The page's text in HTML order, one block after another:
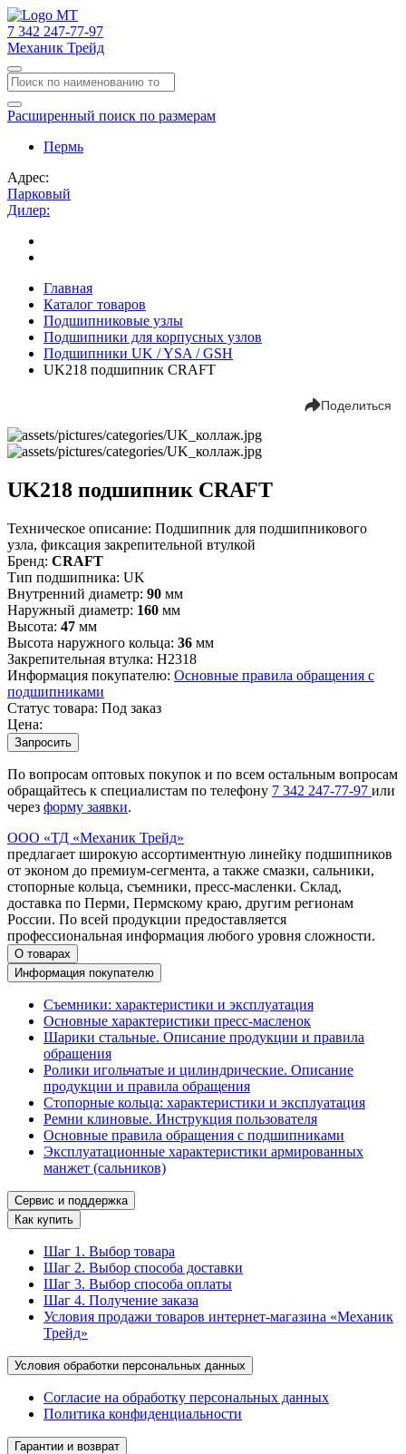
7 342 247-77-97
Механик Трейд
Расширенный поиск по размерам
Пермь
Адрес:
Парковый
Дилер:
Главная
Каталог товаров
Подшипниковые узлы
Подшипники для корпусных узлов
Подшипники UK / YSA / GSH
UK218 подшипник CRAFT
Поделиться
UK218 подшипник CRAFT
Техническое описание: Подшипник для подшипникового
узла, фиксация закрепительной втулкой
Бренд: CRAFT
Тип подшипника: UK
Внутренний диаметр: 90 мм
Наружный диаметр: 160 мм
Высота: 47 мм
Высота наружного кольца: 36 мм
Закрепительная втулка: H2318
Информация покупателю: Основные правила обращения с
подшипниками
Статус товара: Под заказ
Цена:
Запросить
По вопросам оптовых покупок и по всем остальным вопросам
обращайтесь к специалистам по телефону 7 342 247-77-97 или
через форму заявки.
ООО «ТД «Механик Трейд»
предлагает широкую ассортиментную линейку подшипников
от эконом до премиум-сегмента, а также смазки, сальники,
стопорные кольца, съемники, пресс-масленки. Склад,
доставка по Перми, Пермскому краю, другим регионам
России. По всей продукции предоставляется
профессиональная информация любого уровня сложности.
О товарах
Информация покупателю
Съемники: характеристики и эксплуатация
Основные характеристики пресс‑масленок
Шарики стальные. Описание продукции и правила
обращения
Ролики игольчатые и цилиндрические. Описание
продукции и правила обращения
Стопорные кольца: характеристики и эксплуатация
Ремни клиновые. Инструкция пользователя
Основные правила обращения с подшипниками
Эксплуатационные характеристики армированных
манжет (сальников)
Сервис и поддержка
Как купить
Шаг 1. Выбор товара
Шаг 2. Выбор способа доставки
Шаг 3. Выбор способа оплаты
Шаг 4. Получение заказа
Условия продажи товаров интернет-магазина «Механик
Трейд»
Условия обработки персональных данных
Согласие на обработку персональных данных
Политика конфиденциальности
Гарантии и возврат